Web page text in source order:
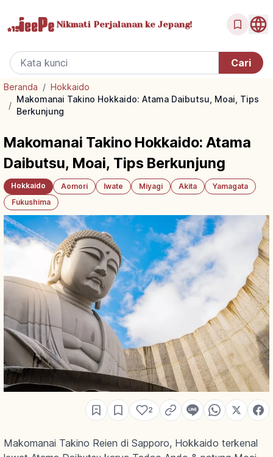
Nikmati Perjalanan ke Jepang!
Beranda / Hokkaido
/
Makomanai Takino Hokkaido: Atama Daibutsu, Moai, Tips
Berkunjung
Makomanai Takino Hokkaido: Atama
Daibutsu, Moai, Tips Berkunjung
Hokkaido Aomori Iwate Miyagi Akita
Yamagata
Fukushima
2
Makomanai Takino Reien di Sapporo, Hokkaido terkenal